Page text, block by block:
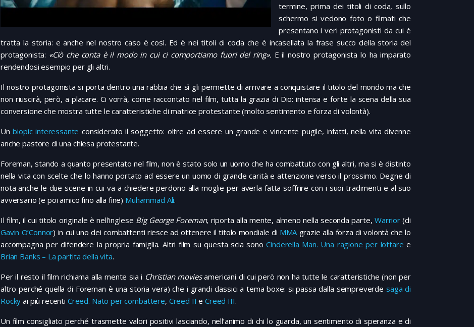
termine, prima dei titoli di coda, sullo
schermo si vedono foto o filmati che
presentano i veri protagonisti da cui è
tratta la storia: e anche nel nostro caso è così. Ed è nei titoli di coda che è incasellata la frase succo della storia del
protagonista: «Ciò che conta è il modo in cui ci comportiamo fuori del ring». E il nostro protagonista lo ha imparato
rendendosi esempio per gli altri.
Il nostro protagonista si porta dentro una rabbia che sì gli permette di arrivare a conquistare il titolo del mondo ma che
non riuscirà, però, a placare. Ci vorrà, come raccontato nel film, tutta la grazia di Dio: intensa e forte la scena della sua
conversione che mostra tutte le caratteristiche di matrice protestante (molto sentimento e forza di volontà).
Unbiopic interessante considerato il soggetto: oltre ad essere un grande e vincente pugile, infatti, nella vita divenne
anche pastore di una chiesa protestante.
Foreman, stando a quanto presentato nel film, non è stato solo un uomo che ha combattuto con gli altri, ma si è distinto
nella vita con scelte che lo hanno portato ad essere un uomo di grande carità e attenzione verso il prossimo. Degne di
nota anche le due scene in cui va a chiedere perdono alla moglie per averla fatta soffrire con i suoi tradimenti e al suo
avversario (e poi amico fino alla fine) Muhammad Alì.
Il film, il cui titolo originale è nell’inglese Big George Foreman, riporta alla mente, almeno nella seconda parte, Warrior(di
Gavin O’Connor) in cui uno dei combattenti riesce ad ottenere il titolo mondiale di MMAgrazie alla forza di volontà che lo
accompagna per difendere la propria famiglia. Altri film su questa scia sonoCinderella Man. Una ragione per lottare e
Brian Banks – La partita della vita.
Per il resto il film richiama alla mente sia i Christian moviesamericani di cui però non ha tutte le caratteristiche (non per
altro perché quella di Foreman è una storia vera) che i grandi classici a tema boxe: si passa dalla sempreverde saga di
Rocky ai più recenti Creed. Nato per combattere, Creed II eCreed III.
Un film consigliato perché trasmette valori positivi lasciando, nell’animo di chi lo guarda, un sentimento di speranza e di